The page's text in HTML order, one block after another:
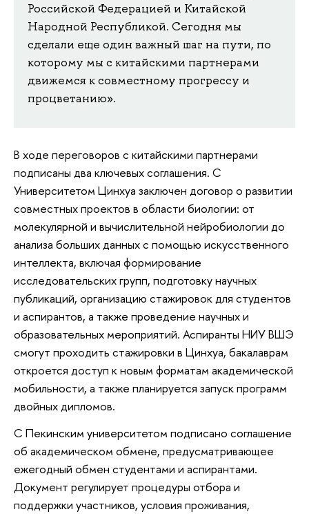
Российской Федерацией и Китайской
Народной Республикой. Сегодня мы
сделали еще один важный шаг на пути, по
которому мы с китайскими партнерами
движемся к совместному прогрессу и
процветанию».
В ходе переговоров с китайскими партнерами
подписаны два ключевых соглашения. С
Университетом Цинхуа заключен договор о развитии
совместных проектов в области биологии: от
молекулярной и вычислительной нейробиологии до
анализа больших данных с помощью искусственного
интеллекта, включая формирование
исследовательских групп, подготовку научных
публикаций, организацию стажировок для студентов
и аспирантов, а также проведение научных и
образовательных мероприятий. Аспиранты НИУ ВШЭ
смогут проходить стажировки в Цинхуа, бакалаврам
откроется доступ к новым форматам академической
мобильности, а также планируется запуск программ
двойных дипломов.
С Пекинским университетом подписано соглашение
об академическом обмене, предусматривающее
ежегодный обмен студентами и аспирантами.
Документ регулирует процедуры отбора и
поддержки участников, условия проживания,